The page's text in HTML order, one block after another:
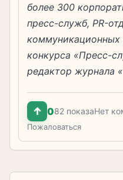
более 300
пресс-служб, PR-
коммуникационных
конкурса «Пресс-
редактор журнала
↑ 082 показаНет
Пожаловаться